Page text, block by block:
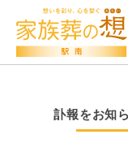
訃報をお知